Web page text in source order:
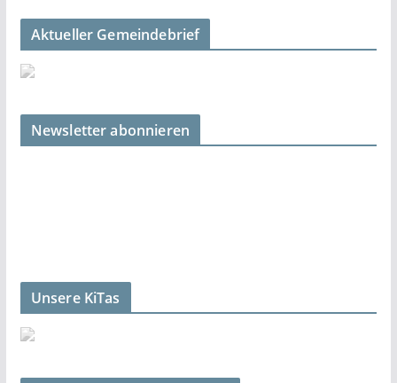
Aktueller Gemeindebrief
Newsletter abonnieren
Unsere KiTas